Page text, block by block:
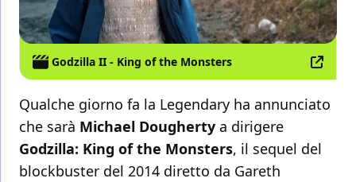
Godzilla II - King of the Monsters
Qualche giorno fa la Legendary ha annunciato
che sarà Michael Dougherty a dirigere
Godzilla: King of the Monsters, il sequel del
blockbuster del 2014 diretto da Gareth